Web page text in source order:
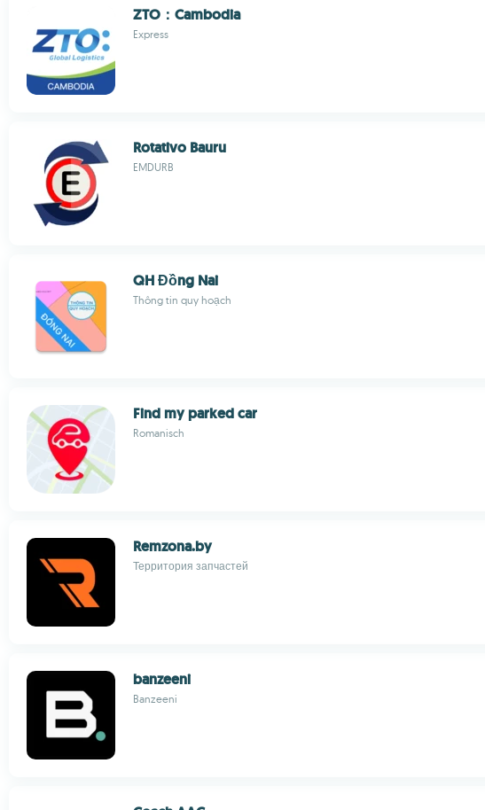
ZTO：Cambodia
Express
Rotativo Bauru
EMDURB
QH Đồng Nai
Thông tin quy hoạch
Find my parked car
Romanisch
Remzona.by
Территория запчастей
banzeeni
Banzeeni